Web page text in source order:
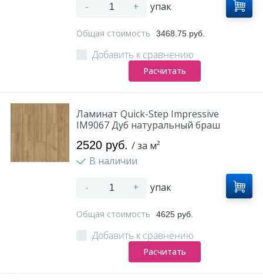
- + упак
Общая стоимость 3468.75 руб.
Добавить к сравнению
Расчитать
Ламинат Quick-Step Impressive
IM9067 Дуб натуральный браш
2520 руб. / за м²
В наличии
- + упак
Общая стоимость 4625 руб.
Добавить к сравнению
Расчитать
Монтаж